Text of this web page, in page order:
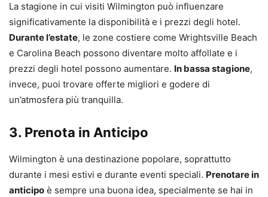
La stagione in cui visiti Wilmington può influenzare
significativamente la disponibilità e i prezzi degli hotel.
Durante l’estate, le zone costiere come Wrightsville Beach
e Carolina Beach possono diventare molto affollate e i
prezzi degli hotel possono aumentare. In bassa stagione,
invece, puoi trovare offerte migliori e godere di
un’atmosfera più tranquilla.
3. Prenota in Anticipo
Wilmington è una destinazione popolare, soprattutto
durante i mesi estivi e durante eventi speciali. Prenotare in
anticipo è sempre una buona idea, specialmente se hai in